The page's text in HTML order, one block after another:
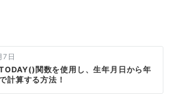
7日
TODAY()関数を使用し、生年月日から年
計算する方法！